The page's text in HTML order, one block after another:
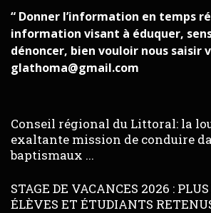
“ Donner l’information en temps
information visant à éduquer,
dénoncer, bien vouloir nous saisir
glathoma@gmail.com
Conseil régional du Littoral: la
exaltante mission de conduire
baptismaux ...
STAGE DE VACANCES 2026 :
ÉLÈVES ET ÉTUDIANTS